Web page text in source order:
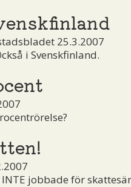
25.3.2007
i Svenskfinland.
jobbade för